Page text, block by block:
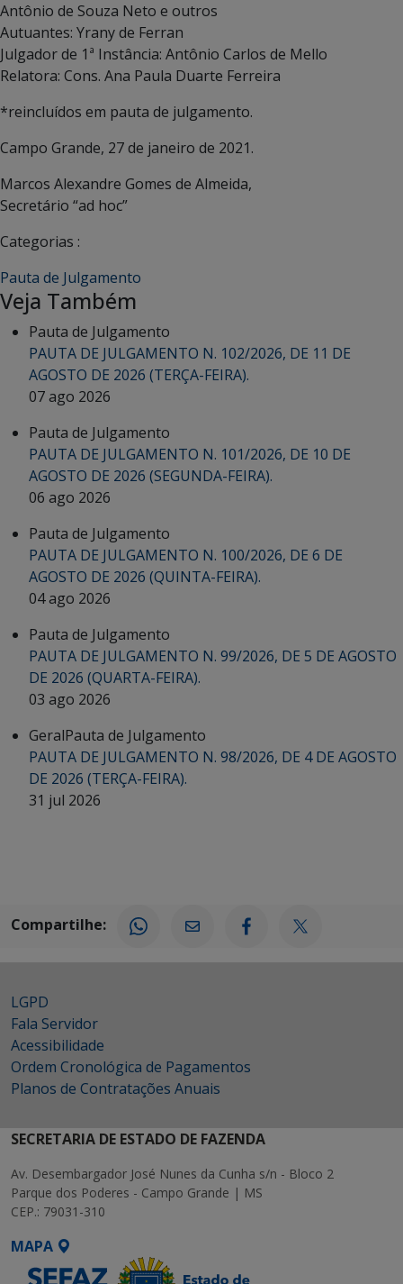
Antônio de Souza Neto e outros
Autuantes: Yrany de Ferran
Julgador de 1ª Instância: Antônio Carlos de Mello
Relatora: Cons. Ana Paula Duarte Ferreira
*reincluídos em pauta de julgamento.
Campo Grande, 27 de janeiro de 2021.
Marcos Alexandre Gomes de Almeida,
Secretário “ad hoc”
Categorias :
Pauta de Julgamento
Veja Também
Pauta de Julgamento
PAUTA DE JULGAMENTO N. 102/2026, DE 11 DE
AGOSTO DE 2026 (TERÇA-FEIRA).
07 ago 2026
Pauta de Julgamento
PAUTA DE JULGAMENTO N. 101/2026, DE 10 DE
AGOSTO DE 2026 (SEGUNDA-FEIRA).
06 ago 2026
Pauta de Julgamento
PAUTA DE JULGAMENTO N. 100/2026, DE 6 DE
AGOSTO DE 2026 (QUINTA-FEIRA).
04 ago 2026
Pauta de Julgamento
PAUTA DE JULGAMENTO N. 99/2026, DE 5 DE AGOSTO
DE 2026 (QUARTA-FEIRA).
03 ago 2026
GeralPauta de Julgamento
PAUTA DE JULGAMENTO N. 98/2026, DE 4 DE AGOSTO
DE 2026 (TERÇA-FEIRA).
31 jul 2026
Compartilhe:
LGPD
Fala Servidor
Acessibilidade
Ordem Cronológica de Pagamentos
Planos de Contratações Anuais
SECRETARIA DE ESTADO DE FAZENDA
Av. Desembargador José Nunes da Cunha s/n - Bloco 2
Parque dos Poderes - Campo Grande | MS
CEP.: 79031-310
MAPA